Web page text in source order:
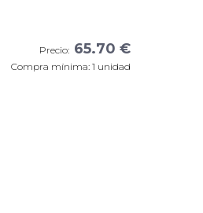
Precio: 65.70 €
Compra mínima: 1 unidad